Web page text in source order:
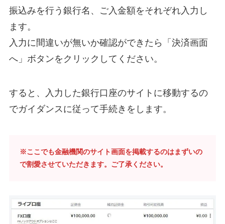
振込みを行う銀行名、ご入金額をそれぞれ入力し
ます。
入力に間違いが無いか確認ができたら「決済画面
へ」ボタンをクリックしてください。
すると、入力した銀行口座のサイトに移動するの
でガイダンスに従って手続きをします。
※ここでも金融機関のサイト画面を掲載するのはまずいの
で割愛させていただきます。ご了承ください。